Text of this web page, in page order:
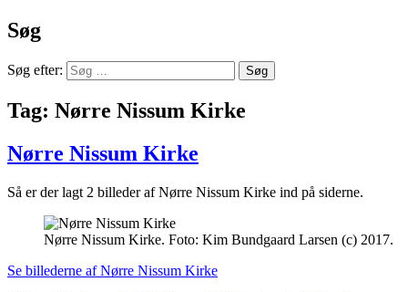
Søg
Søg efter:
Tag: Nørre Nissum Kirke
Nørre Nissum Kirke
Så er der lagt 2 billeder af Nørre Nissum Kirke ind på siderne.
Nørre Nissum Kirke. Foto: Kim Bundgaard Larsen (c) 2017.
Se billederne af Nørre Nissum Kirke